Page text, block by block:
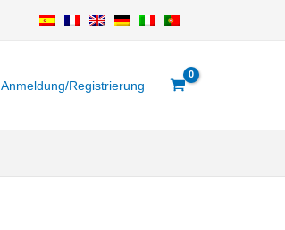
Anmeldung/Registrierung